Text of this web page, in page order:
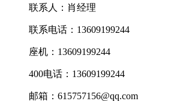
联系人：肖经理
联系电话：13609199244
座机：13609199244
400电话：13609199244
邮箱：615757156@qq.com